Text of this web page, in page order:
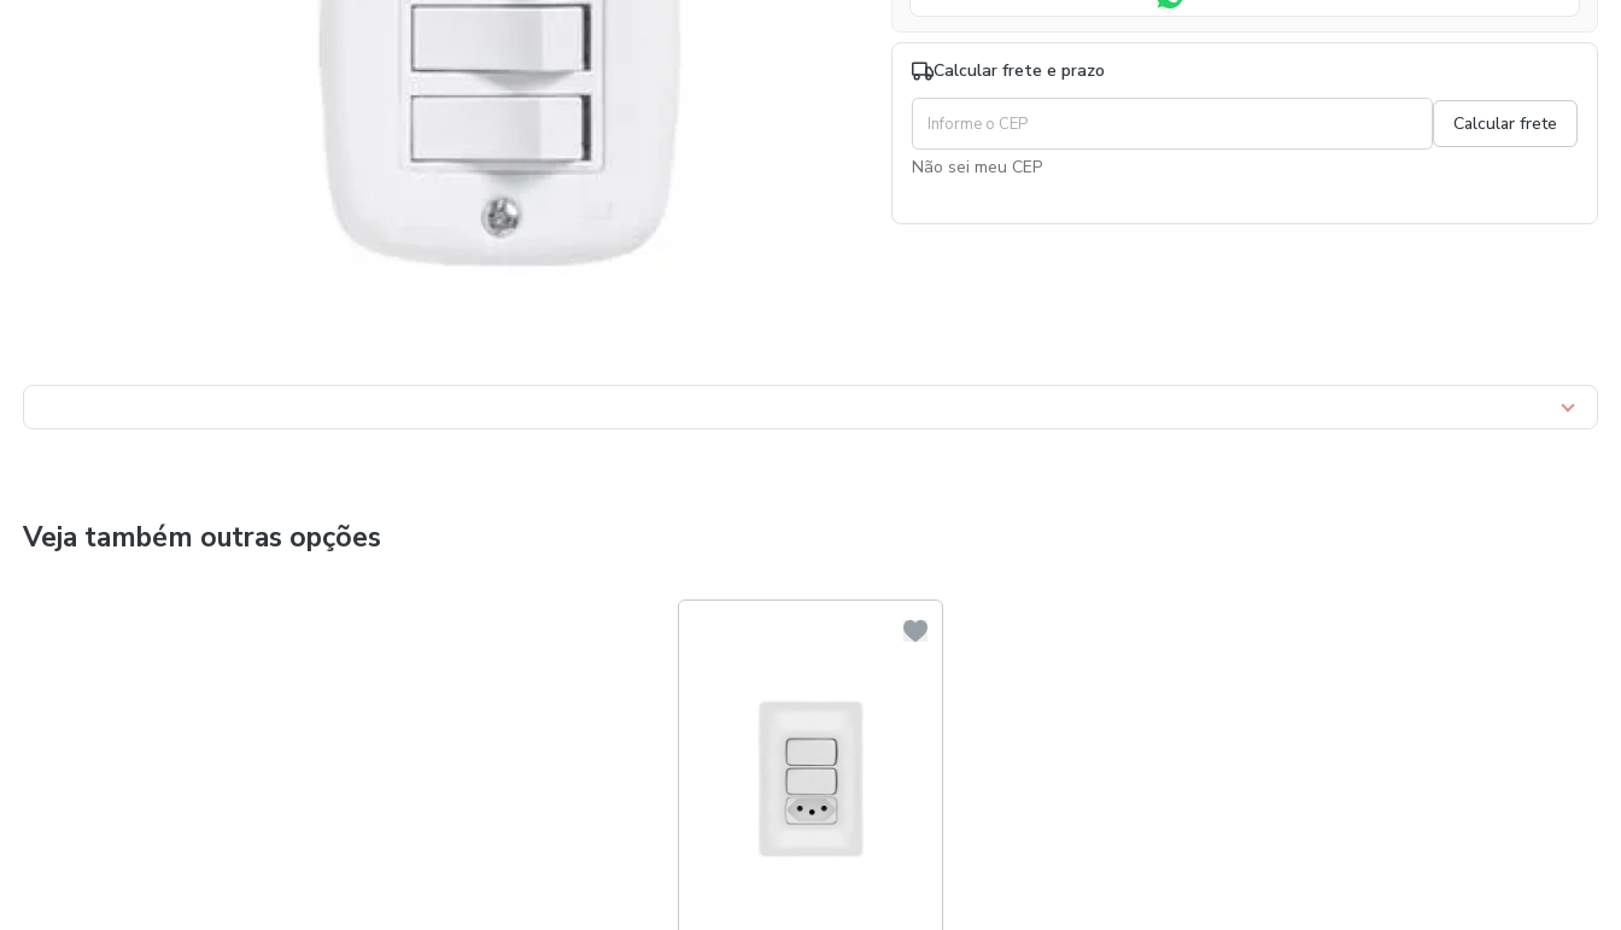
Calcular frete e prazo
Não sei meu CEP
Veja também outras opções